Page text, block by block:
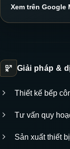
Xem trên Google
Giải pháp &
Thiết kế bếp
Tư vấn quy
Sản xuất thiết